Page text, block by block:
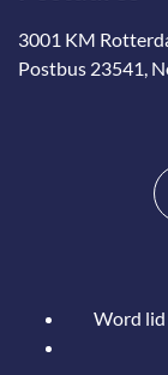
3001 KM
Postbus 23541,
Word lid